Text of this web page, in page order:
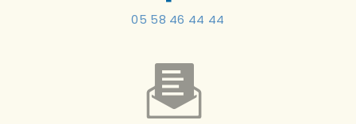
05 58 46 44 44